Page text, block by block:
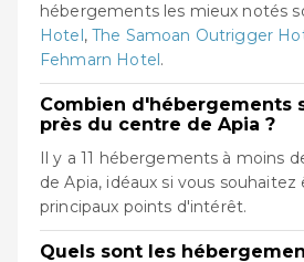
hébergements les mieux notés
Hotel,The Samoan Outrigger
Fehmarn Hotel.
Combien d'hébergements
près du centre de Apia ?
Il y a 11 hébergements à moins
de Apia, idéaux si vous
principaux points d'intérêt.
Quels sont les